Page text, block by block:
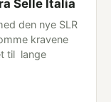
Selle Italia
den nye SLR
kravene
til lange